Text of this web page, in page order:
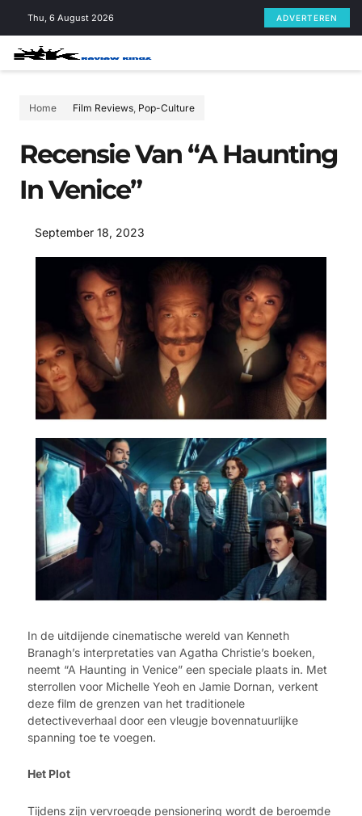
Thu, 6 August 2026 ADVERTEREN
Home Film Reviews, Pop-Culture
Recensie Van “A Haunting
In Venice”
September 18, 2023
In de uitdijende cinematische wereld van Kenneth
Branagh’s interpretaties van Agatha Christie’s boeken,
neemt “A Haunting in Venice” een speciale plaats in. Met
sterrollen voor Michelle Yeoh en Jamie Dornan, verkent
deze film de grenzen van het traditionele
detectiveverhaal door een vleugje bovennatuurlijke
spanning toe te voegen.
Het Plot
Tijdens zijn vervroegde pensionering wordt de beroemde